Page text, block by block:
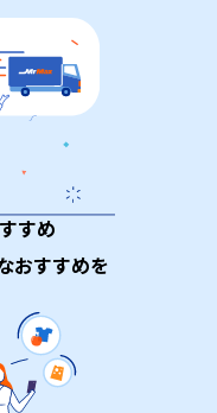
すめ
おすすめを